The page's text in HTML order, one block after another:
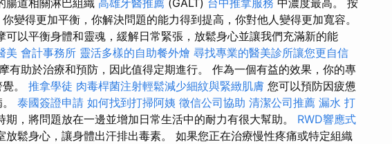
變得更加平衡，你解決問題的能力得到提高，你對他人變得更加寬容。
可以平衡身體和靈魂，緩解日常緊張，放鬆身心並讓我們充滿新的能
美 會計事務所 靈活多樣的自助餐外燴 尋找專業的醫美診所讓您更自信
有助於治療和預防，因此值得定期進行。 作為一個有益的效果，你的專
。 推拿學徒 肉毒桿菌注射輕鬆減少細紋與緊緻肌膚 您可以預防因疲憊
泰國簽證申請 如何找到打掃阿姨 徵信公司協助 清潔公司推薦 漏水 打
，將問題放在一邊並增加日常生活中的耐力有很大幫助。 RWD響應式
放鬆身心，讓身體出汗排出毒素。 如果您正在治療慢性疼痛或特定組織